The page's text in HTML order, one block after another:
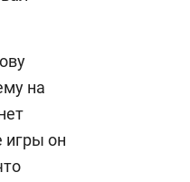
на
игры он